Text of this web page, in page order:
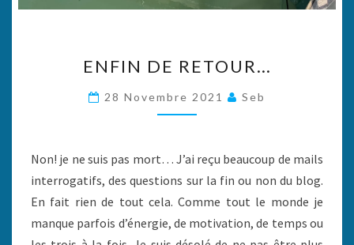
DE
RETOUR…
ENFIN DE RETOUR…
28 Novembre 2021 Seb
Non! je ne suis pas mort… J’ai reçu beaucoup de mails
interrogatifs, des questions sur la fin ou non du blog.
En fait rien de tout cela. Comme tout le monde je
manque parfois d’énergie, de motivation, de temps ou